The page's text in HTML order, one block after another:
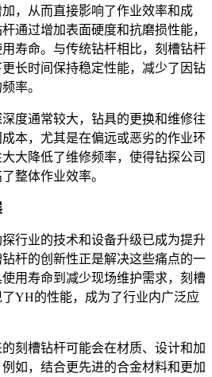
，从而直接影响了作业效率和成
通过增加表面硬度和抗磨损性能，
寿命。与传统钻杆相比，刻槽钻杆
长时间保持稳定性能，减少了因钻
率。
度通常较大，钻具的更换和维修往
本，尤其是在偏远或恶劣的作业环
大降低了维修频率，使得钻探公司
整体作业效率。
行业的技术和设备升级已成为提升
杆的创新性正是解决这些痛点的一
用寿命到减少现场维护需求，刻槽
YH的性能，成为了行业内广泛应
刻槽钻杆可能会在材质、设计和加
如，结合更先进的合金材料和更加